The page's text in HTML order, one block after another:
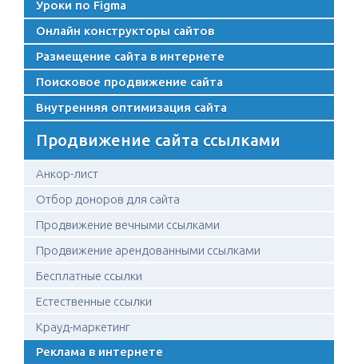
Уроки по Figma
Онлайн конструкторы сайтов
Размещение сайта в интернете
Поисковое продвижение сайта
Внутренняя оптимизация сайта
Продвижение сайта ссылками
Анкор-лист
Отбор доноров для сайта
Продвижение вечными ссылками
Продвижение арендованными ссылками
Бесплатные ссылки
Естественные ссылки
Крауд-маркетинг
Реклама в интернете